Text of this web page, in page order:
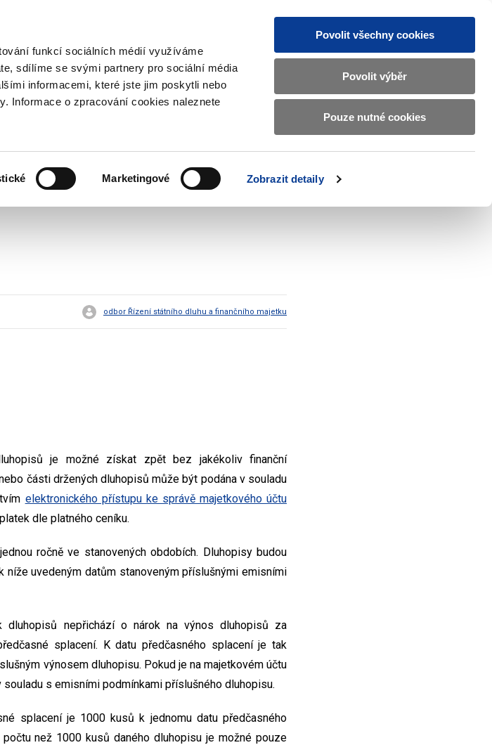
funkcí sociálních médií využíváme
sdílíme se svými partnery pro sociální média
informacemi, které jste jim poskytli nebo
Informace o zpracování cookies naleznete
Marketingové Zobrazit detaily
Povolit všechny cookies
Povolit výběr
Pouze nutné cookies
Vyhledat
Pohybujte
šipkami
pro
MAJETKOVÝ ÚČET
submenu
Užitečné
submenu
a
oznámení
Kontakty
odbor Řízení státního dluhu a finančního majetku
je možné získat zpět bez jakékoliv finanční
části držených dluhopisů může být podána v souladu
elektronického přístupu ke správě majetkového účtu
dle platného ceníku.
ročně ve stanovených obdobích. Dluhopisy budou
níže uvedeným datům stanoveným příslušnými emisními
dluhopisů nepřichází o nárok na výnos dluhopisů za
splacení. K datu předčasného splacení je tak
výnosem dluhopisu. Pokud je na majetkovém účtu
s emisními podmínkami příslušného dluhopisu.
splacení je 1000 kusů k jednomu datu předčasného
než 1000 kusů daného dluhopisu je možné pouze